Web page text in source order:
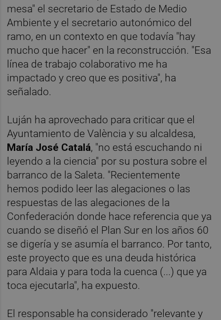
mesa" el secretario de Estado de Medio
Ambiente y el secretario autonómico del
ramo, en un contexto en que todavía "hay
mucho que hacer" en la reconstrucción. "Esa
línea de trabajo colaborativo me ha
impactado y creo que es positiva", ha
señalado.
Luján ha aprovechado para criticar que el
Ayuntamiento de València y su alcaldesa,
María José Catalá, "no está escuchando ni
leyendo a la ciencia" por su postura sobre el
barranco de la Saleta. "Recientemente
hemos podido leer las alegaciones o las
respuestas de las alegaciones de la
Confederación donde hace referencia que ya
cuando se diseñó el Plan Sur en los años 60
se digería y se asumía el barranco. Por tanto,
este proyecto que es una deuda histórica
para Aldaia y para toda la cuenca (...) que ya
toca ejecutarla", ha expuesto.
El responsable ha considerado "relevante y